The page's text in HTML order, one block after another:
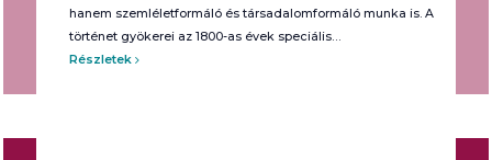
hanem szemléletformáló és társadalomformáló munka is. A
történet gyökerei az 1800-as évek speciális…
Részletek